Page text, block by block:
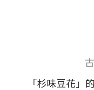
「杉味豆花」